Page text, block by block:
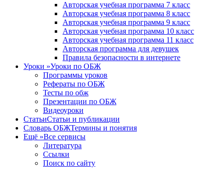
Авторская учебная программа 7 класс
Авторская учебная программа 8 класс
Авторская учебная программа 9 класс
Авторская учебная программа 10 класс
Авторская учебная программа 11 класс
Авторская программа для девушек
Правила безопасности в интернете
Уроки »Уроки по ОБЖ
Программы уроков
Рефераты по ОБЖ
Тесты по обж
Презентации по ОБЖ
Видеоуроки
СтатьиСтатьи и публикации
Словарь ОБЖТермины и понятия
Ещё »Все сервисы
Литература
Ссылки
Поиск по сайту